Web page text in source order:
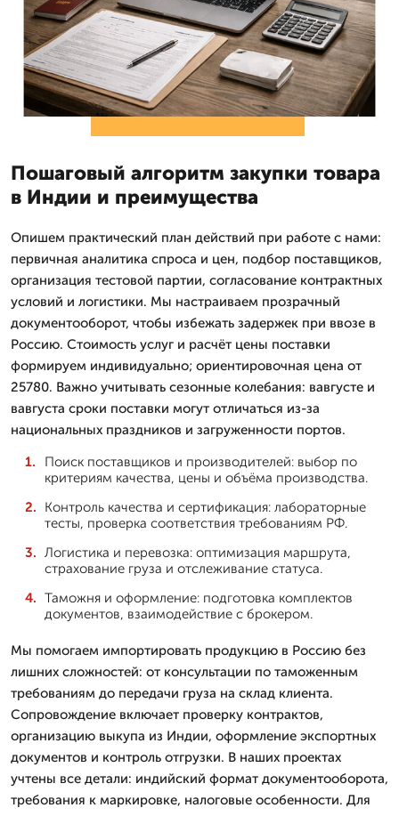
Пошаговый алгоритм закупки товара
в Индии и преимущества
Опишем практический план действий при работе с нами:
первичная аналитика спроса и цен, подбор поставщиков,
организация тестовой партии, согласование контрактных
условий и логистики. Мы настраиваем прозрачный
документооборот, чтобы избежать задержек при ввозе в
Россию. Стоимость услуг и расчёт цены поставки
формируем индивидуально; ориентировочная цена от
25780. Важно учитывать сезонные колебания: вавгусте и
вавгуста сроки поставки могут отличаться из-за
национальных праздников и загруженности портов.
Поиск поставщиков и производителей: выбор по
критериям качества, цены и объёма производства.
Контроль качества и сертификация: лабораторные
тесты, проверка соответствия требованиям РФ.
Логистика и перевозка: оптимизация маршрута,
страхование груза и отслеживание статуса.
Таможня и оформление: подготовка комплектов
документов, взаимодействие с брокером.
Мы помогаем импортировать продукцию в Россию без
лишних сложностей: от консультации по таможенным
требованиям до передачи груза на склад клиента.
Сопровождение включает проверку контрактов,
организацию выкупа из Индии, оформление экспортных
документов и контроль отгрузки. В наших проектах
учтены все детали: индийский формат документооборота,
требования к маркировке, налоговые особенности. Для